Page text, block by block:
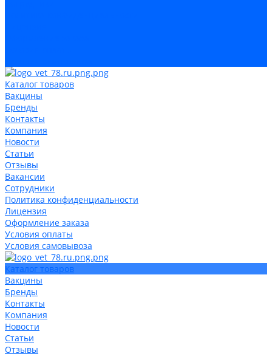
Каталог товаров
Вакцины
Бренды
Контакты
Компания
Новости
Статьи
Отзывы
Вакансии
Сотрудники
Политика конфиденциальности
Лицензия
Оформление заказа
Условия оплаты
Условия самовывоза
Каталог товаров
Вакцины
Бренды
Контакты
Компания
Новости
Статьи
Отзывы